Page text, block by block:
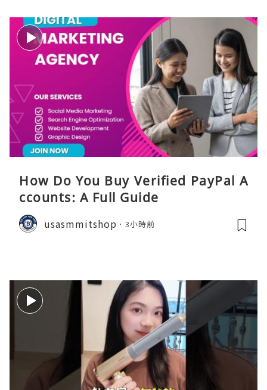
How Do You Buy Verified PayPal A
ccounts: A Full Guide
usasmmitshop 3小時前